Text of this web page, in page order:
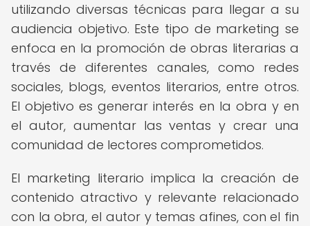
utilizando diversas técnicas para llegar a su
audiencia objetivo. Este tipo de marketing se
enfoca en la promoción de obras literarias a
través de diferentes canales, como redes
sociales, blogs, eventos literarios, entre otros.
El objetivo es generar interés en la obra y en
el autor, aumentar las ventas y crear una
comunidad de lectores comprometidos.
El marketing literario implica la creación de
contenido atractivo y relevante relacionado
con la obra, el autor y temas afines, con el fin